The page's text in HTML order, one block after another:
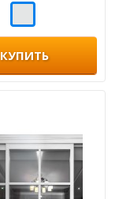
КУПИТЬ